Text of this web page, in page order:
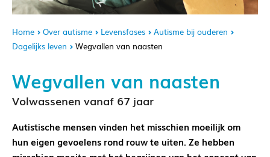
Home Over autisme Levensfases
Autisme bij ouderen
Dagelijks leven
Wegvallen van naasten
Wegvallen van naasten
Volwassenen vanaf 67 jaar
Autistische mensen vinden het misschien moeilijk om
hun eigen gevoelens rond rouw te uiten. Ze hebben